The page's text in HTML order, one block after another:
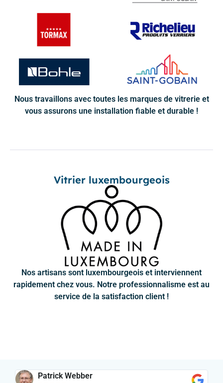
Nous travaillons avec toutes les marques de vitrerie et
vous assurons une installation fiable et durable !
Vitrier luxembourgeois
Nos artisans sont luxembourgeois et interviennent
rapidement chez vous. Notre professionnalisme est au
service de la satisfaction client !
Patrick Webber